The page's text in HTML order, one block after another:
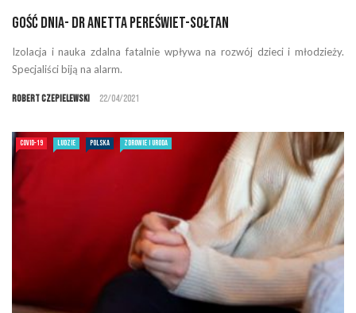
Gość Dnia- dr Anetta Pereświet-Sołtan
Izolacja i nauka zdalna fatalnie wpływa na rozwój dzieci i młodzieży.
Specjaliści biją na alarm.
Robert Czepielewski 22/04/2021
COVID-19 LUDZIE POLSKA ZDROWIE I URODA